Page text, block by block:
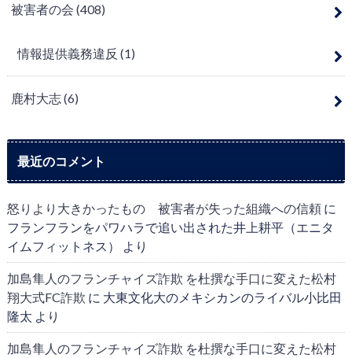
被害者の会 (408)
情報提供義務違反 (1)
鹿村大志(6)
最近のコメント
怒りより大きかったもの 被害者が失った組織への信頼に
フランフランをパワハラで追い出された井上耕平（エニタ
イムフィットネス）
より
加島隼人のフランチャイズ詐欺 を杜撰な手口に変えた松村
翔大式FC詐欺 に 大東文化大のメキシカンのライバル小比田
隆太 より
加島隼人のフランチャイズ詐欺 を杜撰な手口に変えた松村